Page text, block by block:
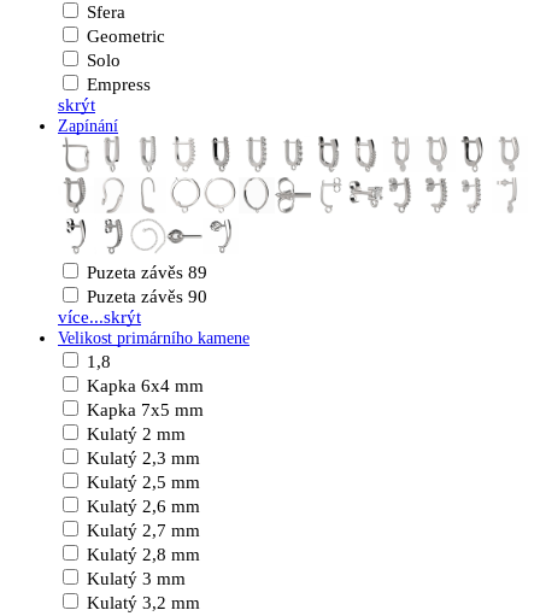
Sfera
Geometric
Solo
Empress
skrýt
Zapínání
Puzeta závěs 89
Puzeta závěs 90
více...skrýt
Velikost primárního kamene
1,8
Kapka 6x4 mm
Kapka 7x5 mm
Kulatý 2 mm
Kulatý 2,3 mm
Kulatý 2,5 mm
Kulatý 2,6 mm
Kulatý 2,7 mm
Kulatý 2,8 mm
Kulatý 3 mm
Kulatý 3,2 mm